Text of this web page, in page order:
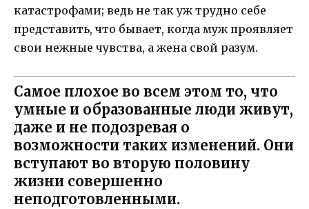
катастрофами; ведь не так уж трудно себе
представить, что бывает, когда муж проявляет
свои нежные чувства, а жена свой разум.
Самое плохое во всем этом то, что
умные и образованные люди живут,
даже и не подозревая о
возможности таких изменений. Они
вступают во вторую половину
жизни совершенно
неподготовленными.